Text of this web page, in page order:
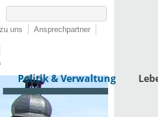
uns Ansprechpartner
Politik & Verwaltung